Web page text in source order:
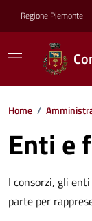
Regione Piemonte
Home /
Enti e
I consorzi, gli
parte per